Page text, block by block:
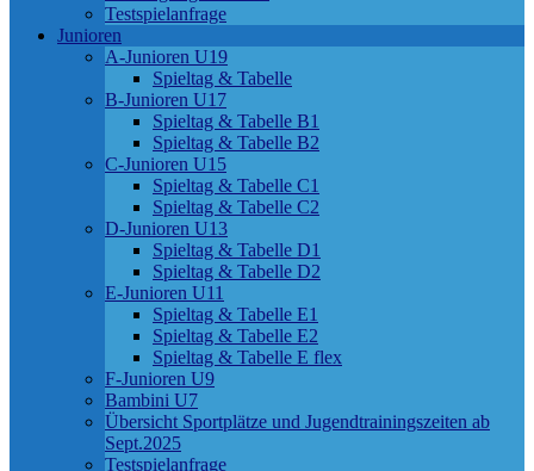
Testspielanfrage
Junioren
A-Junioren U19
Spieltag & Tabelle
B-Junioren U17
Spieltag & Tabelle B1
Spieltag & Tabelle B2
C-Junioren U15
Spieltag & Tabelle C1
Spieltag & Tabelle C2
D-Junioren U13
Spieltag & Tabelle D1
Spieltag & Tabelle D2
E-Junioren U11
Spieltag & Tabelle E1
Spieltag & Tabelle E2
Spieltag & Tabelle E flex
F-Junioren U9
Bambini U7
Übersicht Sportplätze und Jugendtrainingszeiten ab
Sept.2025
Testspielanfrage